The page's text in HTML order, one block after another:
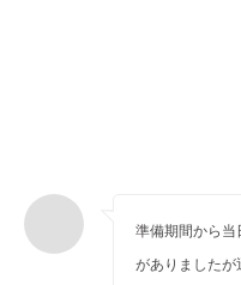
準備期間から
がありました